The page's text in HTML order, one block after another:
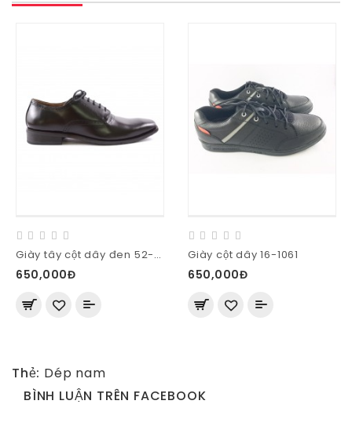
Giày tây cột dây đen 52-M58-D
650,000Đ
Giày cột dây 16-1061
650,000Đ
Thẻ: Dép nam
BÌNH LUẬN TRÊN FACEBOOK